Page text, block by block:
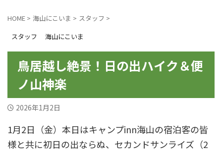
HOME > 海山にこいま > スタッフ >
スタッフ
海山にこいま
鳥居越し絶景！日の出ハイク＆便
ノ山神楽
2026年1月2日
1月2日（金）本日はキャンプinn海山の宿泊客の皆
様と共に初日の出ならぬ、セカンドサンライズ（2